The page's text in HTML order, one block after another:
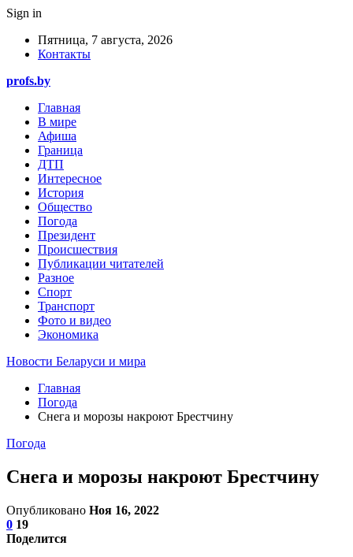
Sign in
Пятница, 7 августа, 2026
Контакты
profs.by
Главная
В мире
Афиша
Граница
ДТП
Интересное
История
Общество
Погода
Президент
Происшествия
Публикации читателей
Разное
Спорт
Транспорт
Фото и видео
Экономика
Новости Беларуси и мира
Главная
Погода
Снега и морозы накроют Брестчину
Погода
Снега и морозы накроют Брестчину
Опубликовано Ноя 16, 2022
0 19
Поделится